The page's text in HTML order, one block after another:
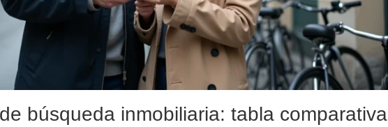
búsqueda inmobiliaria: tabla comparativa